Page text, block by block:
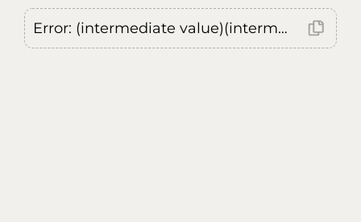
Error: (intermediate value)(intermediate value)(intermediate value).replaceAll is not a function